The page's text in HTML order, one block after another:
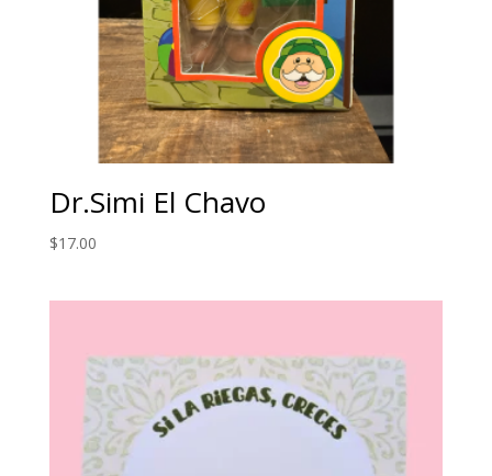
Dr.Simi El Chavo
$17.00